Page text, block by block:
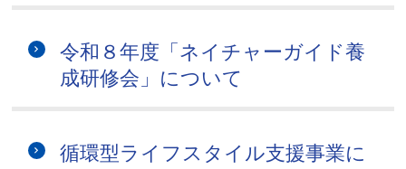
令和８年度「ネイチャーガイド養
成研修会」について
循環型ライフスタイル支援事業に